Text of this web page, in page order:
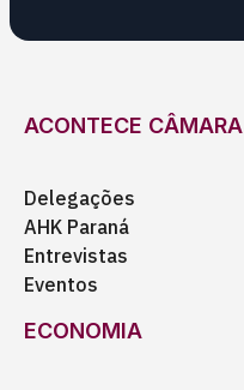
ACONTECE CÂMARA
Delegações
AHK Paraná
Entrevistas
Eventos
ECONOMIA